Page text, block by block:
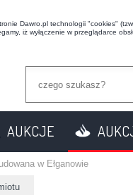
Dawro.pl technologii "cookies"
iż wyłączenie w przeglądarce
AUKCJE
w Ełganowie